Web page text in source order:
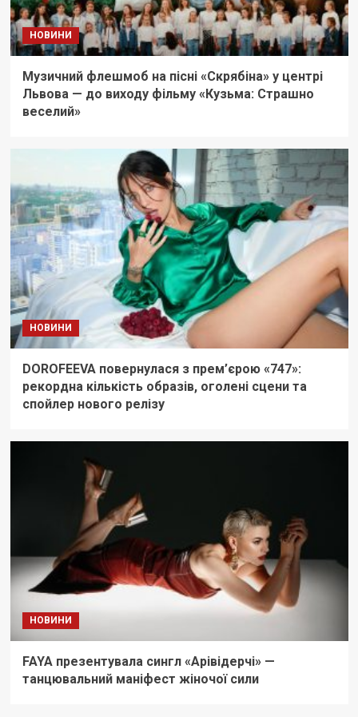
НОВИНИ
Музичний флешмоб на пісні «Скрябіна» у центрі
Львова — до виходу фільму «Кузьма: Страшно
веселий»
НОВИНИ
DOROFEEVA повернулася з прем’єрою «747»:
рекордна кількість образів, оголені сцени та
спойлер нового релізу
НОВИНИ
FAYA презентувала сингл «Арівідерчі» —
танцювальний маніфест жіночої сили